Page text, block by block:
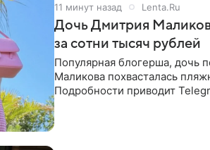
11 минут назад Lenta.Ru
Дочь Дмитрия
за сотни тысяч рублей
Популярная блогерша, дочь
Маликова похвасталась
Подробности приводит